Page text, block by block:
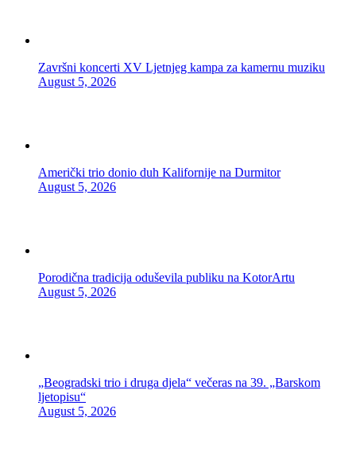
Završni koncerti XV Ljetnjeg kampa za kamernu muziku
August 5, 2026
Američki trio donio duh Kalifornije na Durmitor
August 5, 2026
Porodična tradicija oduševila publiku na KotorArtu
August 5, 2026
„Beogradski trio i druga djela“ večeras na 39. „Barskom
ljetopisu“
August 5, 2026